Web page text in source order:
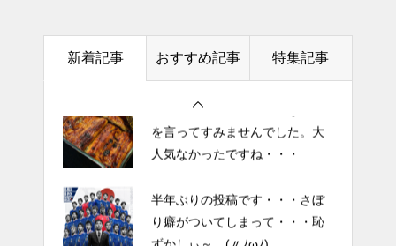
新着記事 おすすめ記事 特集記事
土用の丑の日・・・余計なこと
半年ぶりの投稿です・・・さぼ
り癖がついてしまって・・・恥
2026 今年初めての投稿・・・